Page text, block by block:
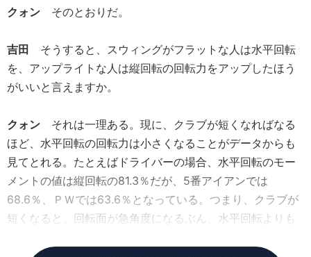
クォン そのとおりだ。
吉田
そうすると、スウィングがフラットな人は水平回転
を、アップライトな人は縦回転の回転力をアップしたほう
がいいと言えますか。
クォン それは一理ある。現に、クラブが短くなればなる
ほど、水平回転の回転力は小さくなることがデータからも
見てとれる。たとえばドライバーの場合、水平回転のモー
メントの値は縦回転の81.3％だが、5番アイアンでは
68.6％、ＰＷでは63.6％となっている。つまり、クラブが
短くなると、回転面が急角度になるぶん、水平回転よりも